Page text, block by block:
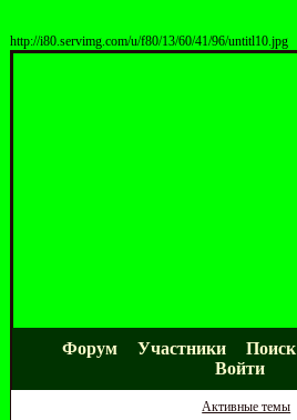
http://i80.servimg.com/u/f80/13/60/41/96/untitl10.jpg
Форум Участники Поиск
Войти
Активные темы